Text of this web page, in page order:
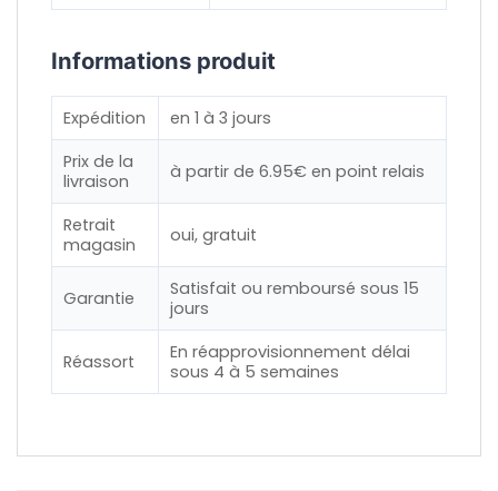
Informations produit
Expédition
en 1 à 3 jours
Prix de la
livraison
à partir de 6.95€ en point relais
Retrait
magasin
oui, gratuit
Garantie
Satisfait ou remboursé sous 15
jours
Réassort
En réapprovisionnement délai
sous 4 à 5 semaines